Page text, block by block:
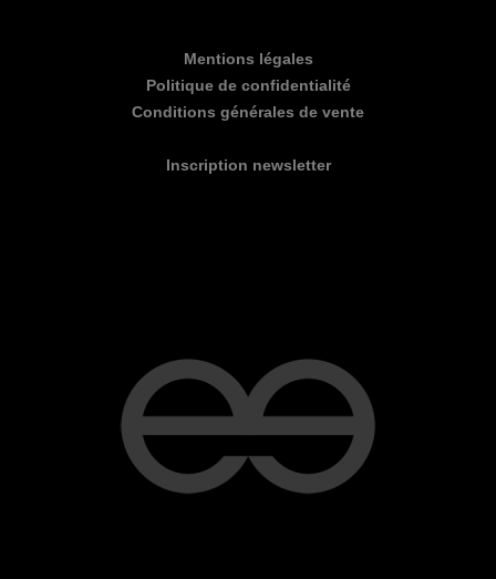
Mentions légales
Politique de confidentialité
Conditions générales de vente
Inscription newsletter